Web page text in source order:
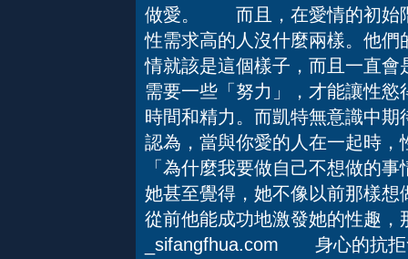
做愛。 而且，在愛情的初始
性需求高的人沒什麼兩樣。他
情就該是這個樣子，而且一直
需要一些「努力」，才能讓性
時間和精力。而凱特無意識中
認為，當與你愛的人在一起時
「為什麼我要做自己不想做的
她甚至覺得，她不像以前那樣
從前他能成功地激發她的性趣，
_sifangfhua.com 身心的抗拒